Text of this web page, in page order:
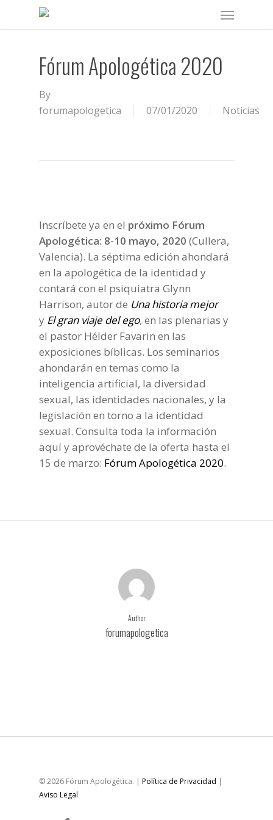
Menu
Fórum Apologética 2020
By
forumapologetica
07/01/2020 Noticias
Inscríbete ya en el próximo Fórum
Apologética: 8-10 mayo, 2020 (Cullera,
Valencia). La séptima edición ahondará
en la apologética de la identidad y
contará con el psiquiatra Glynn
Harrison, autor de Una historia mejor
y El gran viaje del ego, en las plenarias y
el pastor Hélder Favarin en las
exposiciones bíblicas. Los seminarios
ahondarán en temas como la
inteligencia artificial, la diversidad
sexual, las identidades nacionales, y la
legislación en torno a la identidad
sexual. Consulta toda la información
aquí y aprovéchate de la oferta hasta el
15 de marzo: Fórum Apologética 2020.
Author
forumapologetica
© 2026 Fórum Apologética. | Política de Privacidad |
Aviso Legal